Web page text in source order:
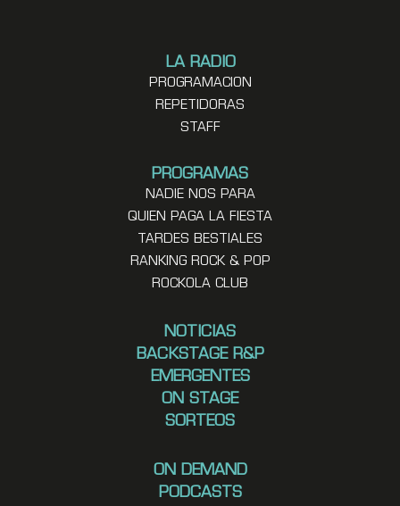
LA RADIO
PROGRAMACION
REPETIDORAS
STAFF
PROGRAMAS
NADIE NOS PARA
QUIEN PAGA LA FIESTA
TARDES BESTIALES
RANKING ROCK & POP
ROCKOLA CLUB
NOTICIAS
BACKSTAGE R&P
EMERGENTES
ON STAGE
SORTEOS
ON DEMAND
PODCASTS